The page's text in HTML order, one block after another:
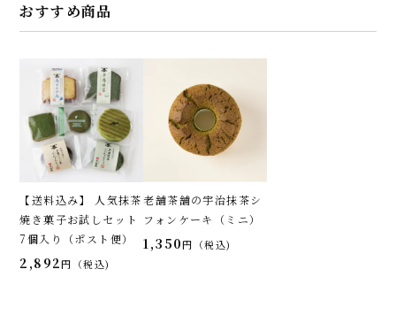
おすすめ商品
【送料込み】 人気抹茶
焼き菓子お試しセット
7個入り（ポスト便）
2,892 税込
老舗茶舗の宇治抹茶シ
フォンケーキ（ミニ）
1,350 税込